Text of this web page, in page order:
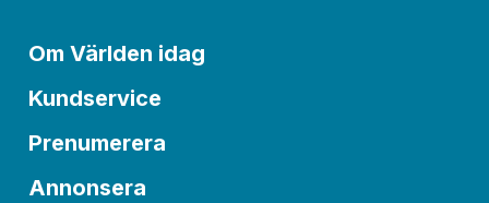
Om Världen idag
Kundservice
Prenumerera
Annonsera